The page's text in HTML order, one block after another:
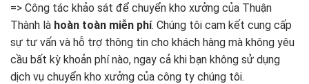
=> Công tác khảo sát để chuyển kho xưởng của Thuận
Thành là hoàn toàn miễn phí. Chúng tôi cam kết cung cấp
sự tư vấn và hỗ trợ thông tin cho khách hàng mà không yêu
cầu bất kỳ khoản phí nào, ngay cả khi bạn không sử dụng
dịch vụ chuyển kho xưởng của công ty chúng tôi.